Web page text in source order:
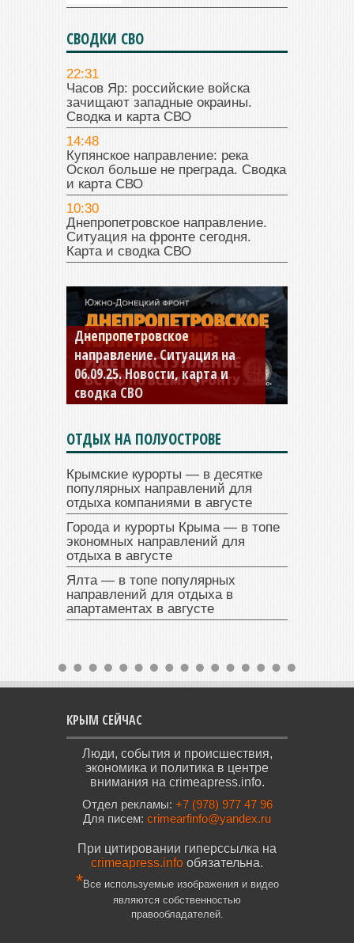
СВОДКИ СВО
22:31
Часов Яр: российские войска
зачищают западные окраины.
Сводка и карта СВО
14:48
Купянское направление: река
Оскол больше не преграда. Сводка
и карта СВО
10:30
Днепропетровское направление.
Ситуация на фронте сегодня.
Карта и сводка СВО
Константиновское
направление. Ситуация на
04.09.25 Новости, карта и
сводка СВО
ОТДЫХ НА ПОЛУОСТРОВЕ
Крымские курорты — в десятке
популярных направлений для
отдыха компаниями в августе
Города и курорты Крыма — в топе
экономных направлений для
отдыха в августе
Ялта — в топе популярных
направлений для отдыха в
апартаментах в августе
КРЫМ СЕЙЧАС
Люди, события и происшествия,
экономика и политика в центре
внимания на crimeapress.info.
Отдел рекламы: +7 (978) 977 47 96
Для писем: crimearfinfo@yandex.ru
При цитировании гиперссылка на
crimeapress.info обязательна.
*Все используемые изображения и видео
являются собственностью
правообладателей.